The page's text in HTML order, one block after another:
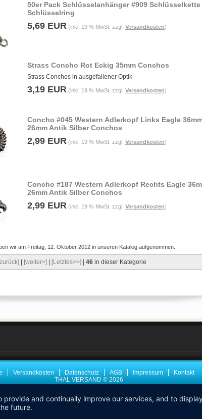
50er Pack Schlüsselanhänger #909 Schlüsselkette
Schlüsselring
5,69 EUR (inkl. 19 % MwSt. zzgl. Versandkosten)
Strass Concho Rot Eckig 35mm Conchos
Strass Conchos in ausgefallener Optik
3,19 EUR (inkl. 19 % MwSt. zzgl. Versandkosten)
Concho #045 Western Adlerkopf Links Eagle
26mm Antik Silber Conchos
2,99 EUR (inkl. 19 % MwSt. zzgl. Versandkosten)
Concho #187 Western Adlerkopf Rechts Eagle
26mm Antik Silber Conchos
2,99 EUR (inkl. 19 % MwSt. zzgl. Versandkosten)
wir am Freitag, 12. Oktober 2012 in unseren Katalog aufgenommen.
[weiter>] [Letztes>>] 46 in dieser Kategorie
Versandkosten Datenschutz AGB Impressum
Kontakt
THAL VERSAND © 2026
and continually improve our services, and to
future.